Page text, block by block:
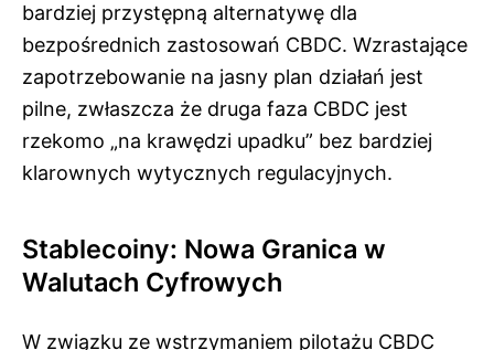
bardziej przystępną alternatywę dla
bezpośrednich zastosowań CBDC. Wzrastające
zapotrzebowanie na jasny plan działań jest
pilne, zwłaszcza że druga faza CBDC jest
rzekomo „na krawędzi upadku” bez bardziej
klarownych wytycznych regulacyjnych.
Stablecoiny: Nowa Granica w
Walutach Cyfrowych
W związku ze wstrzymaniem pilotażu CBDC